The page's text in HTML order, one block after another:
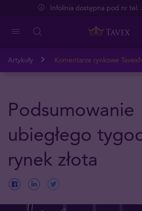
Infolinia dostępna pod nr tel.
Artykuły Komentarze rynkowe
Podsumowanie
ubiegłego
rynek złota